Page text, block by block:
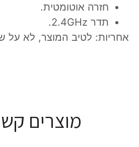
חזרה אוטומטית.
תדר 2.4GHz.
אחריות: לטיב המוצר, לא על
מוצרים